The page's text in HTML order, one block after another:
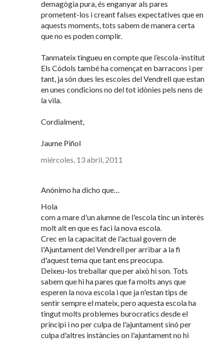
demagògia pura, és enganyar als pares
prometent-los i creant falses expectatives que en
aquests moments, tots sabem de manera certa
que no es poden complir.
Tanmateix tingueu en compte que l’escola-institut
Els Còdols també ha començat en barracons i per
tant, ja són dues les escoles del Vendrell que estan
en unes condicions no del tot idònies pels nens de
la vila.
Cordialment,
Jaume Piñol
miércoles, 13 abril, 2011
Anónimo ha dicho que…
Hola
com a mare d'un alumne de l'escola tinc un interès
molt alt en que es faci la nova escola.
Crec en la capacitat de l'actual govern de
l'Ajuntament del Vendrell per arribar a la fi
d'aquest tema que tant ens preocupa.
Deixeu-los treballar que per això hi son. Tots
sabem que hi ha pares que fa molts anys que
esperen la nova escola i que ja n'estan tips de
sentir sempre el mateix, pero aquesta escola ha
tingut molts problemes burocratics desde el
principi i no per culpa de l'ajuntament sinó per
culpa d'altres instàncies on l'ajuntament no hi